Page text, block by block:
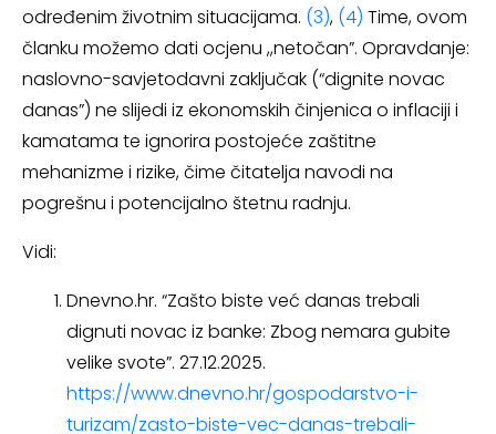
određenim životnim situacijama. (3), (4) Time, ovom
članku možemo dati ocjenu ,,netočan”. Opravdanje:
naslovno-savjetodavni zaključak (“dignite novac
danas”) ne slijedi iz ekonomskih činjenica o inflaciji i
kamatama te ignorira postojeće zaštitne
mehanizme i rizike, čime čitatelja navodi na
pogrešnu i potencijalno štetnu radnju.
Vidi:
Dnevno.hr. “Zašto biste već danas trebali
dignuti novac iz banke: Zbog nemara gubite
velike svote”. 27.12.2025.
https://www.dnevno.hr/gospodarstvo-i-
turizam/zasto-biste-vec-danas-trebali-